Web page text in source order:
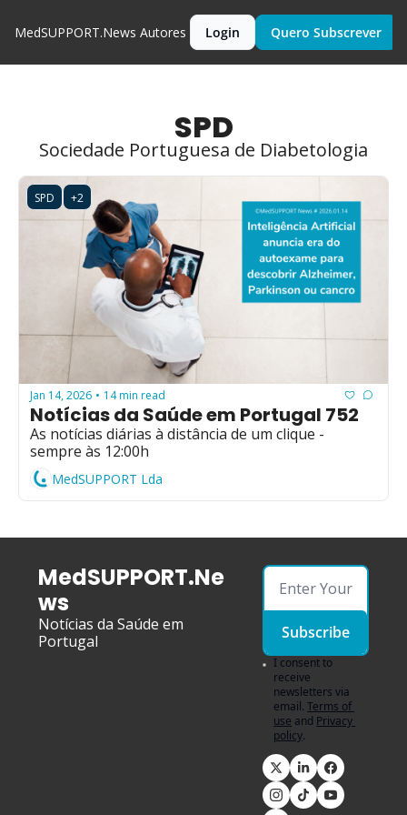
MedSUPPORT.News Autores Login Quero Subscrever
SPD
Sociedade Portuguesa de Diabetologia
SPD +2
Jan 14, 2026 • 14 min read
Notícias da Saúde em Portugal 752
As notícias diárias à distância de um clique -
sempre às 12:00h
MedSUPPORT Lda
MedSUPPORT.Ne
ws
Notícias da Saúde em
Portugal
Subscribe
I consent to
receive
newsletters via
email. Terms of
use and Privacy
policy.